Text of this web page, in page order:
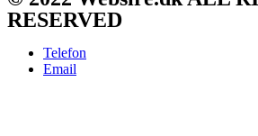
RESERVED
Telefon
Email